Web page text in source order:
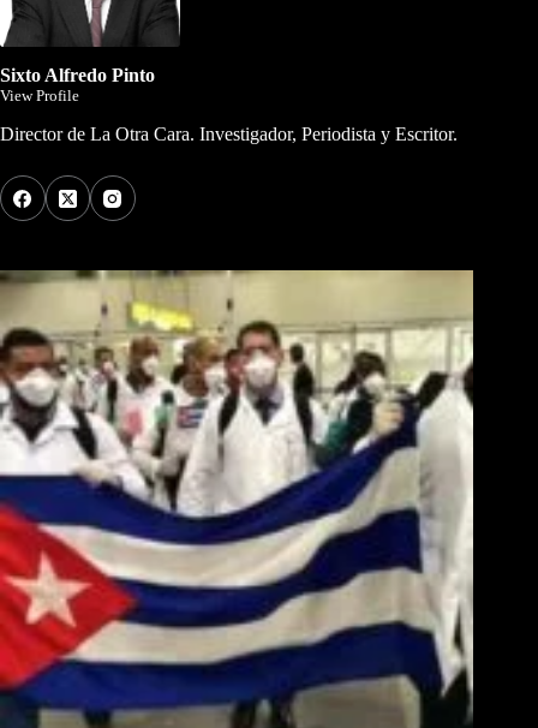
Sixto Alfredo Pinto
View Profile
Director de La Otra Cara. Investigador, Periodista y Escritor.